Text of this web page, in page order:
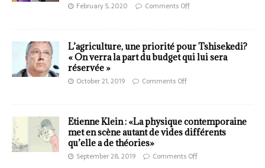
February 5, 2020 Comments Off
L’agriculture, une priorité pour Tshisekedi?
« On verra la part du budget qui lui sera
réservée »
October 21, 2019 Comments Off
Etienne Klein : «La physique contemporaine
met en scène autant de vides différents
qu’elle a de théories»
September 28, 2019 Comments Off